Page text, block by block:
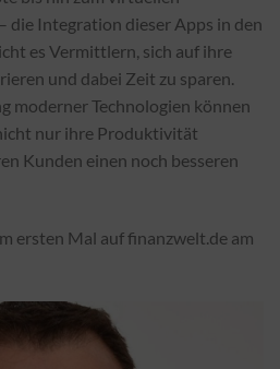
die Integration dieser Apps in den
es Vermittlern, sich auf ihre
und dabei Zeit zu sparen.
moderner Technologien können
nur ihre Produktivität
Kunden einen noch besseren
ersten Mal auf finanzwelt.de am